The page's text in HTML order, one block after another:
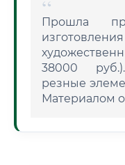
Прошла
38000
резные
Материалом